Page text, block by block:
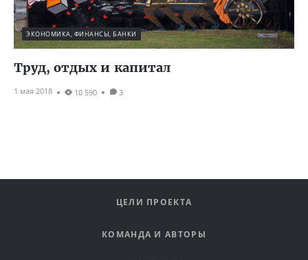
ЭКОНОМИКА, ФИНАНСЫ, БАНКИ
Труд, отдых и капитал
1 мая 2018 10 590 3
ЦЕЛИ ПРОЕКТА
КОМАНДА И АВТОРЫ